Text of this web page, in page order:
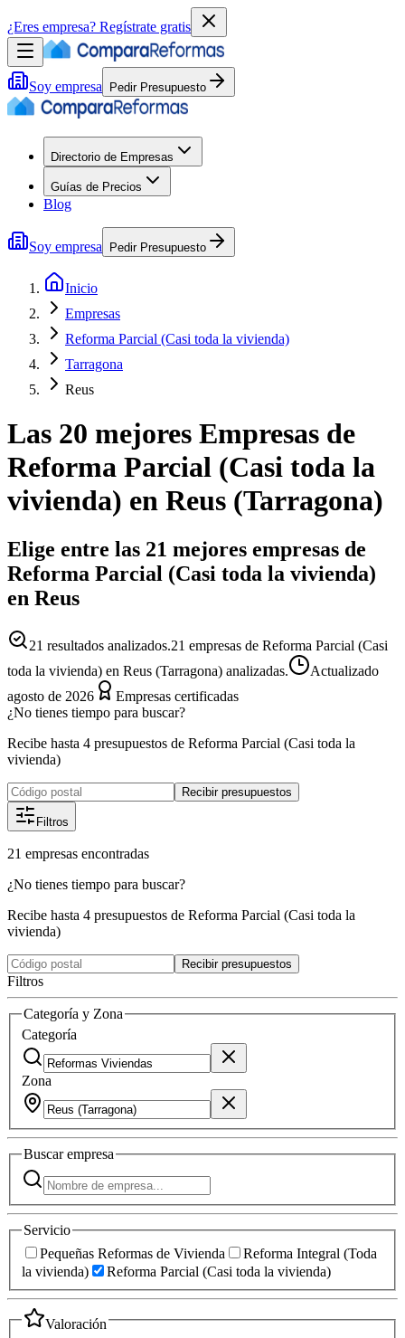
¿Eres empresa? Regístrate gratis
Soy empresa Pedir Presupuesto
Directorio de Empresas
Guías de Precios
Blog
Soy empresa Pedir Presupuesto
Inicio
Empresas
Reforma Parcial (Casi toda la vivienda)
Tarragona
Reus
Las 20 mejores Empresas de
Reforma Parcial (Casi toda la
vivienda) en Reus (Tarragona)
Elige entre las 21 mejores empresas de
Reforma Parcial (Casi toda la vivienda)
en Reus
21 resultados analizados.21 empresas de Reforma Parcial (Casi
toda la vivienda) en Reus (Tarragona) analizadas.
Actualizado
agosto de 2026
Empresas certificadas
¿No tienes tiempo para buscar?
Recibe hasta 4 presupuestos de Reforma Parcial (Casi toda la
vivienda)
Recibir presupuestos
Filtros
21 empresas encontradas
¿No tienes tiempo para buscar?
Recibe hasta 4 presupuestos de Reforma Parcial (Casi toda la
vivienda)
Recibir presupuestos
Filtros
Categoría y Zona
Categoría
Zona
Buscarempresa
Servicio
Pequeñas Reformas de Vivienda
Reforma Integral (Toda
la vivienda)
Reforma Parcial (Casi toda la vivienda)
Valoración